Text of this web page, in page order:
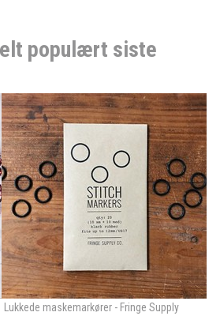
populært siste
Lukkede maskemarkører - Fringe Supply